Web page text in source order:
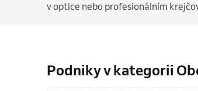
v optice nebo profesionálním
Podniky v kategorii